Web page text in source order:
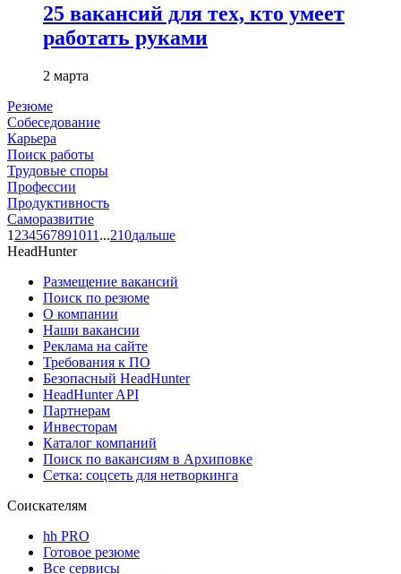
25 вакансий для тех, кто умеет
работать руками
2 марта
Резюме
Собеседование
Карьера
Поиск работы
Трудовые споры
Профессии
Продуктивность
Саморазвитие
1 234567891011 ...210дальше
HeadHunter
Размещение вакансий
Поиск по резюме
О компании
Наши вакансии
Реклама на сайте
Требования к ПО
Безопасный HeadHunter
HeadHunter API
Партнерам
Инвесторам
Каталог компаний
Поиск по вакансиям в Архиповке
Сетка: соцсеть для нетворкинга
Соискателям
hh PRO
Готовое резюме
Все сервисы